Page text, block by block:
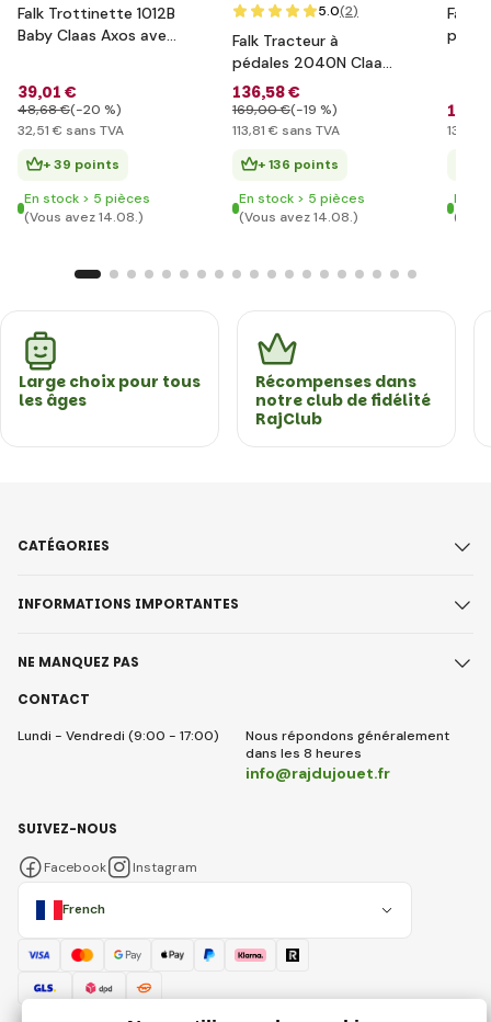
Falk Trottinette 1012B
Baby Claas Axos avec
39,01 €
48,68 €(-20 %)
32,51 € sans TVA
+ 39 points
En stock > 5 pièces
(Vous avez 14.08.)
5.0(2)
Falk Tracteur à
pédales 2040N Claas
Arion 410 avec
chargeur, pelle et
remorque
136,58 €
169,00 €(-19 %)
113,81 € sans TVA
+ 136 points
En stock > 5 pièces
(Vous avez 14.08.)
Falk
157
130
En
Large choix pour tous
les âges
Récompenses dans
notre club de fidélité
RajClub
CONTACT
Lundi - Vendredi (9:00 - 17:00)
Nous répondons généralement
dans les 8 heures
info@rajdujouet.fr
CATÉGORIES
INFORMATIONS IMPORTANTES
NE MANQUEZ PAS
French
SUIVEZ-NOUS
Facebook Instagram